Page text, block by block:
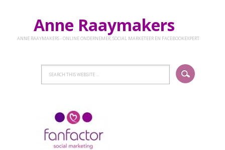
Anne Raaymakers
ANNE RAAYMAKERS - ONLINE ONDERNEMER, SOCIAL MARKETEER EN FACEBOOKEXPERT